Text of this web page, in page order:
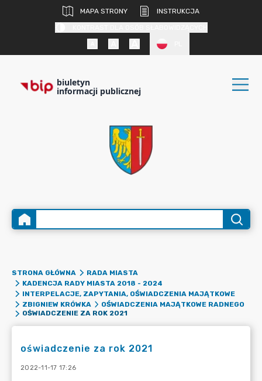
MAPA STRONY
INSTRUKCJA
biuletyn
informacji publicznej
STRONA GŁÓWNA
RADA MIASTA
KADENCJA RADY MIASTA 2018 - 2024
INTERPELACJE, ZAPYTANIA, OŚWIADCZENIA MAJĄTKOWE
ZBIGNIEW KRÓWKA
OŚWIADCZENIA MAJĄTKOWE RADNEGO
OŚWIADCZENIE ZA ROK 2021
oświadczenie za rok 2021
2022-11-17 17:26